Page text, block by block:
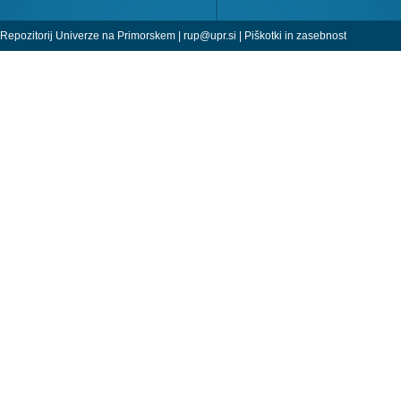
Repozitorij Univerze na Primorskem | rup@upr.si | Piškotki in zasebnost